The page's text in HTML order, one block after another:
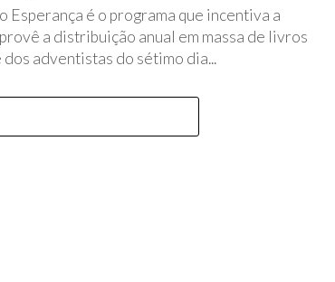
Esperança é o programa que incentiva a
a distribuição anual em massa de livros
adventistas do sétimo dia...